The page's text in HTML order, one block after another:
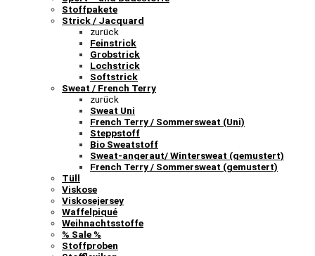
Stoffpakete
Strick / Jacquard
zurück
Feinstrick
Grobstrick
Lochstrick
Softstrick
Sweat / French Terry
zurück
Sweat Uni
French Terry / Sommersweat (Uni)
Steppstoff
Bio Sweatstoff
Sweat-angeraut/ Wintersweat (gemustert)
French Terry / Sommersweat (gemustert)
Tüll
Viskose
Viskosejersey
Waffelpiqué
Weihnachtsstoffe
% Sale %
Stoffproben